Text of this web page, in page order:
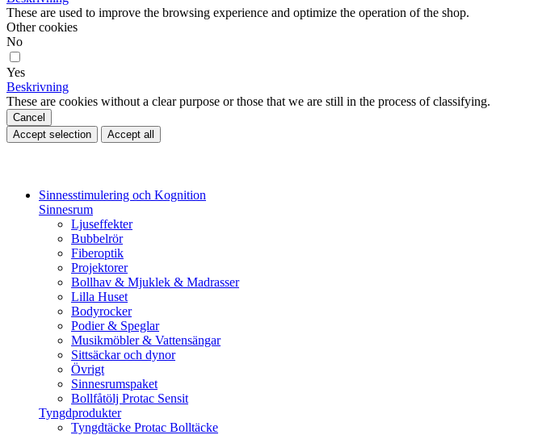
These are used to improve the browsing experience and optimize the operation of the shop.
Other cookies
No
Yes
Beskrivning
These are cookies without a clear purpose or those that we are still in the process of classifying.
Cancel
Accept selection
Accept all
Sinnesstimulering och Kognition
Sinnesrum
Ljuseffekter
Bubbelrör
Fiberoptik
Projektorer
Bollhav & Mjuklek & Madrasser
Lilla Huset
Bodyrocker
Podier & Speglar
Musikmöbler & Vattensängar
Sittsäckar och dynor
Övrigt
Sinnesrumspaket
Bollfåtölj Protac Sensit
Tyngdprodukter
Tyngdtäcke Protac Bolltäcke